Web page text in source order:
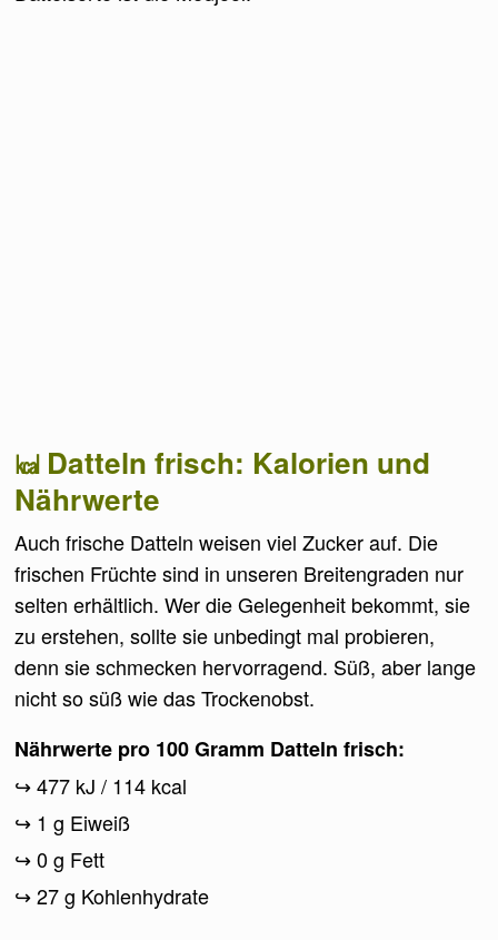
Datteln frisch: Kalorien und
Nährwerte
Auch frische Datteln weisen viel Zucker auf. Die
frischen Früchte sind in unseren Breitengraden nur
selten erhältlich. Wer die Gelegenheit bekommt, sie
zu erstehen, sollte sie unbedingt mal probieren,
denn sie schmecken hervorragend. Süß, aber lange
nicht so süß wie das Trockenobst.
Nährwerte pro 100 Gramm Datteln frisch:
477 kJ / 114 kcal
1 g Eiweiß
0 g Fett
27 g Kohlenhydrate